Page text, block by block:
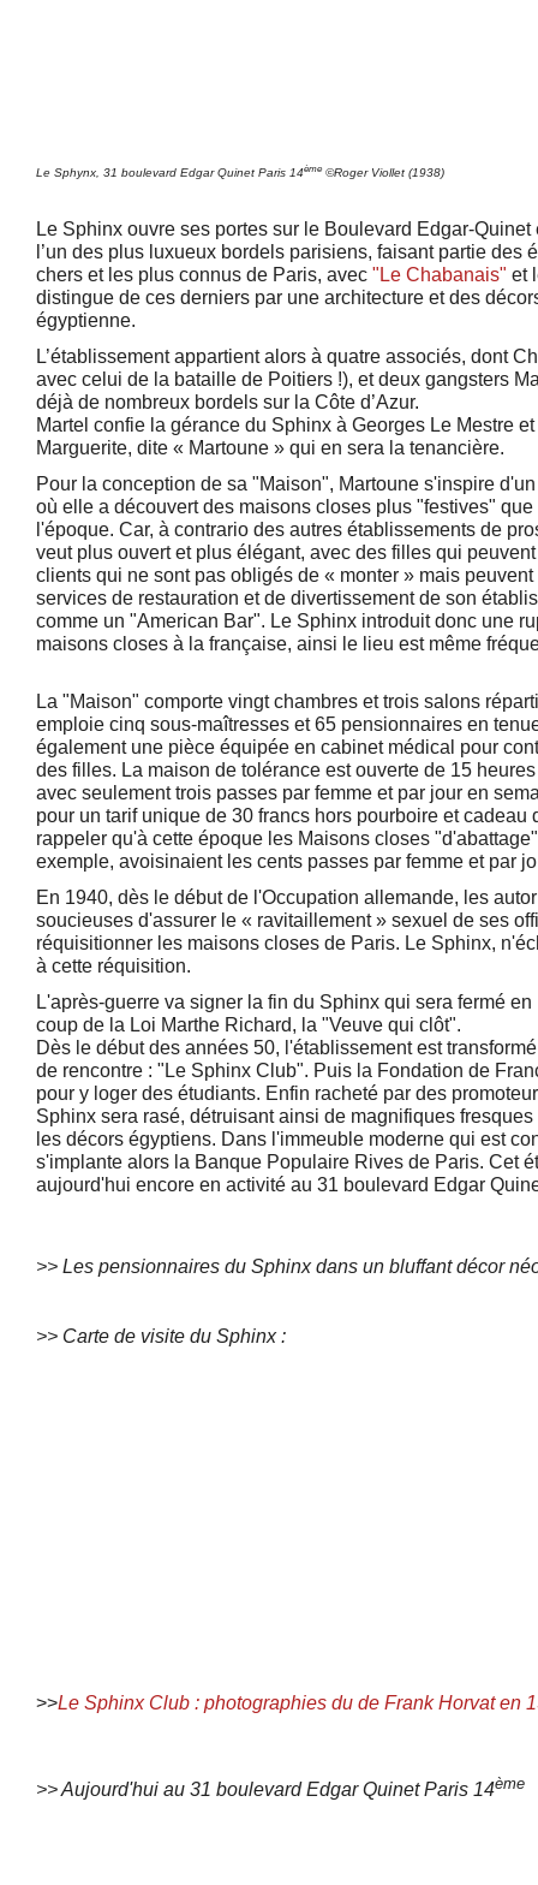
Le Sphynx, 31 boulevard Edgar Quinet Paris 14ème©Roger Viollet (1938)
Le Sphinx ouvre ses portes sur le Boulevard Edgar-
l’un des plus luxueux bordels parisiens, faisant partie des
chers et les plus connus de Paris, avec "Le Chabanais" et
distingue de ces derniers par une architecture et des
égyptienne.
L’établissement appartient alors à quatre associés, dont
avec celui de la bataille de Poitiers !), et deux gangsters
déjà de nombreux bordels sur la Côte d’Azur.
Martel confie la gérance du Sphinx à Georges Le Mestre
Marguerite, dite « Martoune » qui en sera la tenancière.
Pour la conception de sa "Maison", Martoune s'inspire
où elle a découvert des maisons closes plus "festives"
l'époque. Car, à contrario des autres établissements de
veut plus ouvert et plus élégant, avec des filles qui
clients qui ne sont pas obligés de « monter » mais
services de restauration et de divertissement de son
comme un "American Bar". Le Sphinx introduit donc une
maisons closes à la française, ainsi le lieu est même
La "Maison" comporte vingt chambres et trois salons
emploie cinq sous-maîtresses et 65 pensionnaires en
également une pièce équipée en cabinet médical pour
des filles. La maison de tolérance est ouverte de 15
avec seulement trois passes par femme et par jour en
pour un tarif unique de 30 francs hors pourboire et cadeau
rappeler qu'à cette époque les Maisons closes
exemple, avoisinaient les cents passes par femme et par
En 1940, dès le début de l'Occupation allemande, les
soucieuses d'assurer le « ravitaillement » sexuel de ses
réquisitionner les maisons closes de Paris. Le Sphinx,
à cette réquisition.
L'après-guerre va signer la fin du Sphinx qui sera fermé
coup de la Loi Marthe Richard, la "Veuve qui clôt".
Dès le début des années 50, l'établissement est
de rencontre : "Le Sphinx Club". Puis la Fondation de
pour y loger des étudiants. Enfin racheté par des
Sphinx sera rasé, détruisant ainsi de magnifiques
les décors égyptiens. Dans l'immeuble moderne qui est
s'implante alors la Banque Populaire Rives de Paris. Cet
aujourd'hui encore en activité au 31 boulevard Edgar
>> Les pensionnaires du Sphinx dans un bluffant décor
>> Carte de visite du Sphinx :
>>Le Sphinx Club : photographies du de Frank Horvat en
>> Aujourd'hui au 31 boulevard Edgar Quinet Paris 14ème